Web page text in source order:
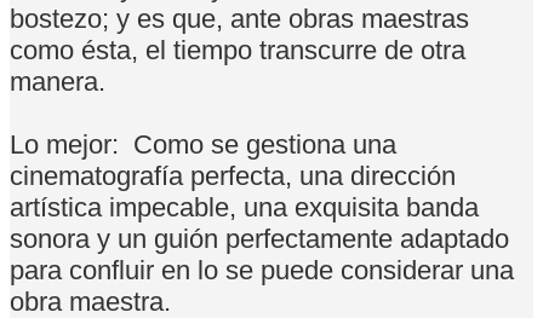
bostezo; y es que, ante obras maestras
como ésta, el tiempo transcurre de otra
manera.
Lo mejor: Como se gestiona una
cinematografía perfecta, una dirección
artística impecable, una exquisita banda
sonora y un guión perfectamente adaptado
para confluir en lo se puede considerar una
obra maestra.